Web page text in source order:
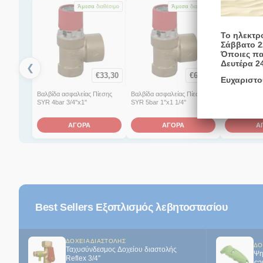
❮
Άμεσα διαθέσιμο
€33,30
Βαλβίδα ασφαλείας Πίεσης
SYR 4bar 3/4''x1''
ΑΓΟΡΑ
Άμεσα διαθέσιμο
€62,70
Βαλβίδα ασφαλείας Πίεσης
SYR 5bar 1''x1 1/4''
ΑΓΟΡΑ
Best Sellers Εξοπλισμός λεβητοστασίου
ΔΟΧΕΊΑ ΔΙΑΣΤΟΛΉΣ
Ταχυσύνδεσμος Δοχείου διαστολής
Reflex 3/4''
Το
Σάββατο
Όποιες
Δευτέρα